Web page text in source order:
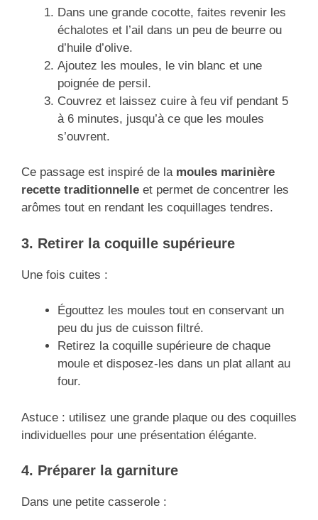
Dans une grande cocotte, faites revenir les
échalotes et l’ail dans un peu de beurre ou
d’huile d’olive.
Ajoutez les moules, le vin blanc et une
poignée de persil.
Couvrez et laissez cuire à feu vif pendant 5
à 6 minutes, jusqu’à ce que les moules
s’ouvrent.
Ce passage est inspiré de la moules marinière
recette traditionnelle et permet de concentrer les
arômes tout en rendant les coquillages tendres.
3. Retirer la coquille supérieure
Une fois cuites :
Égouttez les moules tout en conservant un
peu du jus de cuisson filtré.
Retirez la coquille supérieure de chaque
moule et disposez-les dans un plat allant au
four.
Astuce : utilisez une grande plaque ou des coquilles
individuelles pour une présentation élégante.
4. Préparer la garniture
Dans une petite casserole :